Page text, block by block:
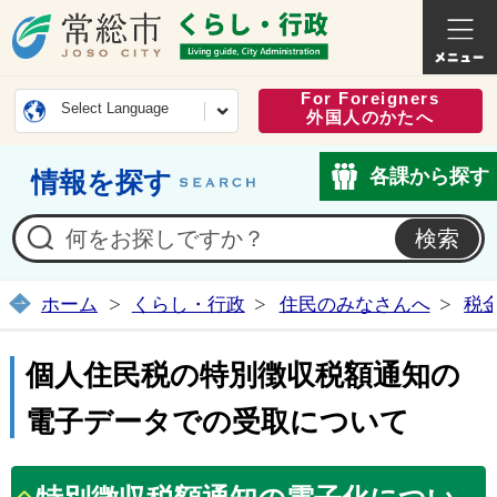
常総市公式ホームページ
くらし
Select Language
For Foreigners
外国人のかたへ
情報を探す 各課から探す
ホーム くらし・行政 住民のみなさんへ 税
個人住民税の特別徴収税額通知の
電子データでの受取について